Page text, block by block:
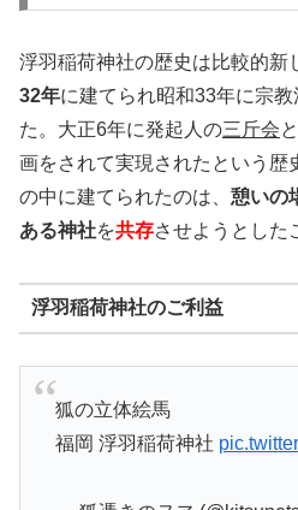
浮羽稲荷神社の歴史は比較的新
32年に建てられ昭和33年に宗
た。大正6年に発起人の三斤会
画をされて実現されたという歴
の中に建てられたのは、 憩いの
ある神社を共存させようとした
浮羽稲荷神社のご利益
狐の立体絵馬
福岡 浮羽稲荷神社